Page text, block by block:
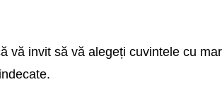
invit să vă alegeți cuvintele cu